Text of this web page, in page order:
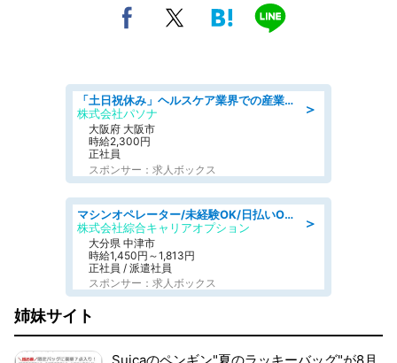
＞
「土日祝休み」ヘルスケア業界での産業保健師業務/看護師/高時給/要資格:正看護師
株式会社パソナ
大阪府 大阪市
時給2,300円
正社員
スポンサー：求人ボックス
＞
マシンオペレーター/未経験OK/日払いOK/交替制/20・30・40代活躍中/製造 工場
株式会社綜合キャリアオプション
大分県 中津市
時給1,450円～1,813円
正社員 / 派遣社員
スポンサー：求人ボックス
姉妹サイト